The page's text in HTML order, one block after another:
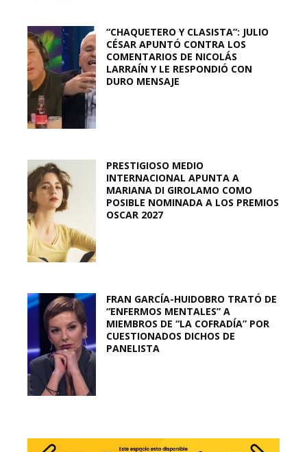
“CHAQUETERO Y CLASISTA”: JULIO
CÉSAR APUNTÓ CONTRA LOS
COMENTARIOS DE NICOLÁS
LARRAÍN Y LE RESPONDIÓ CON
DURO MENSAJE
PRESTIGIOSO MEDIO
INTERNACIONAL APUNTA A
MARIANA DI GIROLAMO COMO
POSIBLE NOMINADA A LOS PREMIOS
OSCAR 2027
FRAN GARCÍA-HUIDOBRO TRATÓ DE
“ENFERMOS MENTALES” A
MIEMBROS DE “LA COFRADÍA” POR
CUESTIONADOS DICHOS DE
PANELISTA